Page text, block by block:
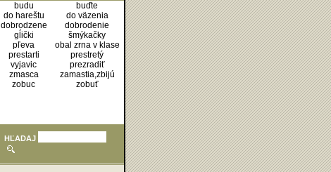
budu
buďte
do hareštu
do väzenia
dobrodzene
dobrodenie
gĺički
šmýkačky
pľeva
obal zrna v klase
prestarti
prestretý
vyjavic
prezradiť
zmasca
zamastia,zbijú
zobuc
zobuť
HĽADAJ